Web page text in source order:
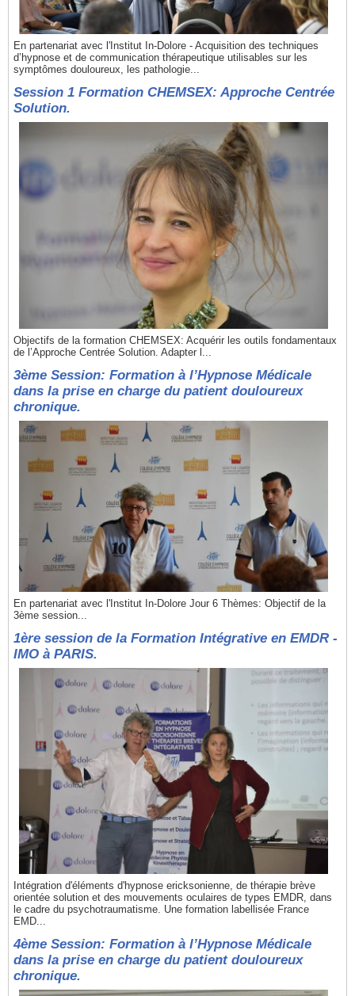
En partenariat avec l'Institut In-Dolore - Acquisition des techniques
d’hypnose et de communication thérapeutique utilisables sur les
symptômes douloureux, les pathologie...
Session 1 Formation CHEMSEX: Approche Centrée
Solution.
Objectifs de la formation CHEMSEX: Acquérir les outils fondamentaux
de l’Approche Centrée Solution. Adapter l...
3ème Session: Formation à l’Hypnose Médicale
dans la prise en charge du patient douloureux
chronique.
En partenariat avec l'Institut In-Dolore Jour 6 Thèmes: Objectif de la
3ème session...
1ère session de la Formation Intégrative en EMDR -
IMO à PARIS.
Intégration d'éléments d'hypnose ericksonienne, de thérapie brève
orientée solution et des mouvements oculaires de types EMDR, dans
le cadre du psychotraumatisme. Une formation labellisée France
EMD...
4ème Session: Formation à l’Hypnose Médicale
dans la prise en charge du patient douloureux
chronique.